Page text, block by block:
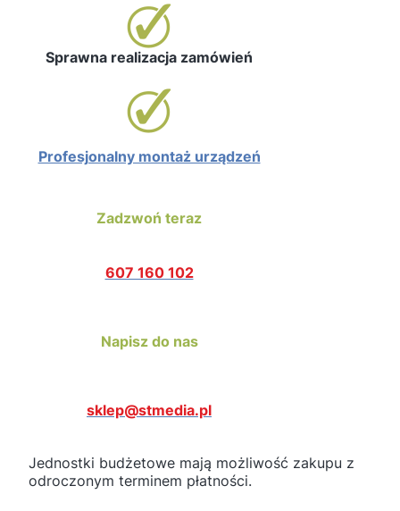
Sprawna realizacja zamówień
Profesjonalny montaż urządzeń
Zadzwoń teraz
607 160 102
Napisz do nas
sklep@stmedia.pl
Jednostki budżetowe mają możliwość zakupu z
odroczonym terminem płatności.